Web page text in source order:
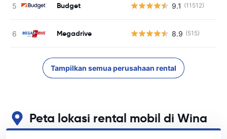
Budget 9.1 (11512)
Megadrive 8.9 (515)
Tampilkan semua perusahaan rental
Peta lokasi rental mobil di Wina
Lihat lokasi persewaan mobil utama kami di Wina